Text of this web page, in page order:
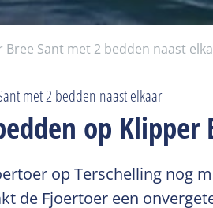
Bree Sant met 2 bedden naast
met 2 bedden naast elkaar
op Klipper
op Terschelling nog
de Fjoertoer een